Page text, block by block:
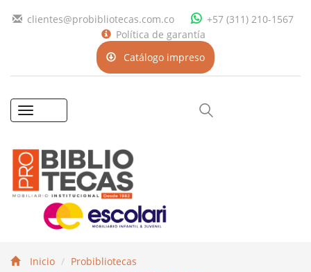
clientes@probibliotecas.com.co
+57 (311) 210-1567
Política de garantía
Catálogo impreso
Inicio
Probibliotecas